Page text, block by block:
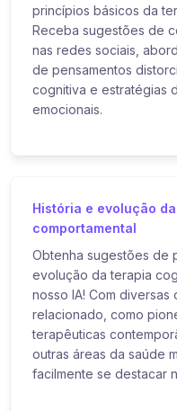
princípios básicos da
Receba sugestões de
nas redes sociais,
de pensamentos
cognitiva e estratégias
emocionais.
História e evolução
comportamental
Obtenha sugestões de
evolução da terapia
nosso IA! Com
relacionado, como
terapêuticas
outras áreas da saúde
facilmente se destacar